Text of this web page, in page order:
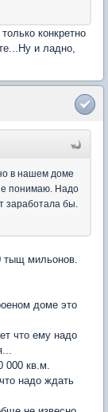
конкретно
и ладно,
в нашем доме
понимаю. Надо
заработала бы.
тыщ мильонов.
доме это
что ему надо
000 кв.м.
надо ждать